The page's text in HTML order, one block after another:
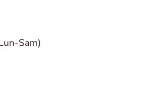
Sam)